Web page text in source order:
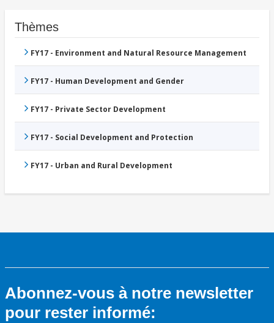
Thèmes
FY17 - Environment and Natural Resource Management
FY17 - Human Development and Gender
FY17 - Private Sector Development
FY17 - Social Development and Protection
FY17 - Urban and Rural Development
Abonnez-vous à notre newsletter
pour rester informé: